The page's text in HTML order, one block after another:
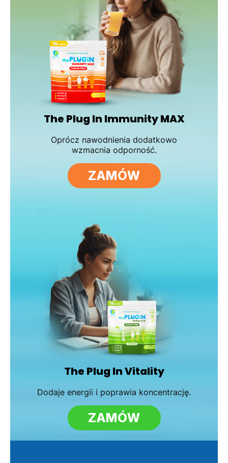
The Plug In Immunity MAX
Oprócz nawodnienia dodatkowo
wzmacnia odporność.
ZAMÓW
The Plug In Vitality
Dodaje energii i poprawia koncentrację.
ZAMÓW